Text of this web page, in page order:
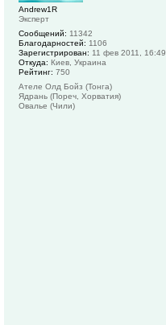
Andrew1R
Эксперт
Сообщений: 11342
Благодарностей: 1106
Зарегистрирован: 11 фев 2011, 16:49
Откуда: Киев, Украина
Рейтинг: 750
Ателе Олд Бойз (Тонга)
Ядрань (Пореч, Хорватия)
Овалье (Чили)